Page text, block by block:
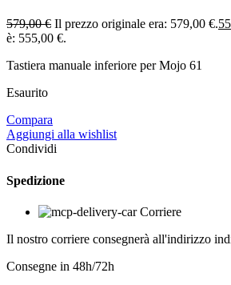
579,00€ Il prezzo originale era: 579,00 €.
è: 555,00 €.
Tastiera manuale inferiore per Mojo 61
Esaurito
Compara
Aggiungi alla wishlist
Condividi
Spedizione
Corriere
Il nostro corriere consegnerà all'indirizzo
Consegne in 48h/72h